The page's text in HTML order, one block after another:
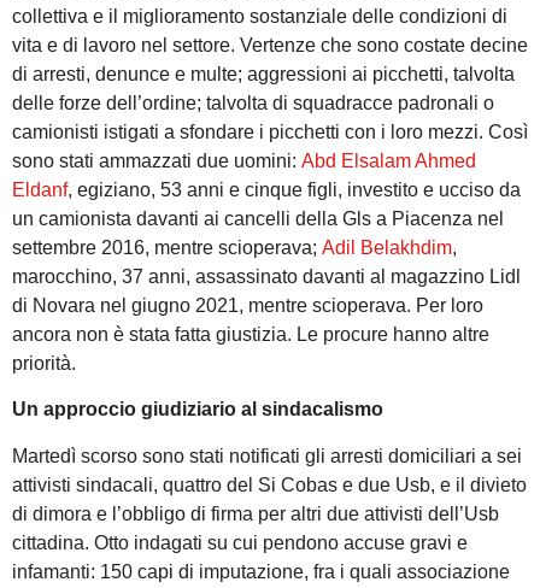
collettiva e il miglioramento sostanziale delle condizioni di
vita e di lavoro nel settore. Vertenze che sono costate decine
di arresti, denunce e multe; aggressioni ai picchetti, talvolta
delle forze dell’ordine; talvolta di squadracce padronali o
camionisti istigati a sfondare i picchetti con i loro mezzi. Così
sono stati ammazzati due uomini: Abd Elsalam Ahmed
Eldanf, egiziano, 53 anni e cinque figli, investito e ucciso da
un camionista davanti ai cancelli della Gls a Piacenza nel
settembre 2016, mentre scioperava; Adil Belakhdim,
marocchino, 37 anni, assassinato davanti al magazzino Lidl
di Novara nel giugno 2021, mentre scioperava. Per loro
ancora non è stata fatta giustizia. Le procure hanno altre
priorità.
Un approccio giudiziario al sindacalismo
Martedì scorso sono stati notificati gli arresti domiciliari a sei
attivisti sindacali, quattro del Si Cobas e due Usb, e il divieto
di dimora e l’obbligo di firma per altri due attivisti dell’Usb
cittadina. Otto indagati su cui pendono accuse gravi e
infamanti: 150 capi di imputazione, fra i quali associazione